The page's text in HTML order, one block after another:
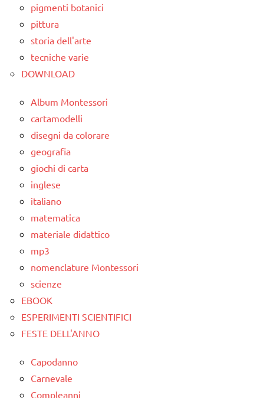
pigmenti botanici
pittura
storia dell'arte
tecniche varie
DOWNLOAD
Album Montessori
cartamodelli
disegni da colorare
geografia
giochi di carta
inglese
italiano
matematica
materiale didattico
mp3
nomenclature Montessori
scienze
EBOOK
ESPERIMENTI SCIENTIFICI
FESTE DELL'ANNO
Capodanno
Carnevale
Compleanni